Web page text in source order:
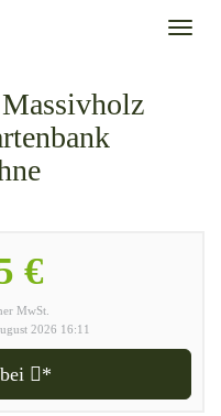
Toggle
€
MwSt.
2026 16:11
*